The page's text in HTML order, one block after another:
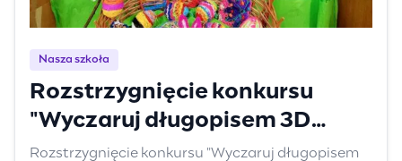
Nasza szkoła
Rozstrzygnięcie konkursu
"Wyczaruj długopisem 3D
pisankę wielkanocną"
Rozstrzygnięcie konkursu "Wyczaruj długopisem